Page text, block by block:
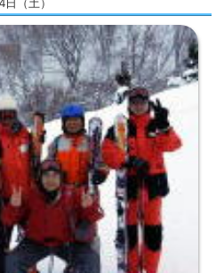
（土）